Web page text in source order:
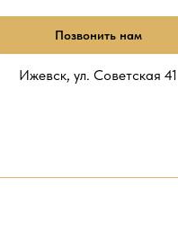
Позвонить нам
Ижевск, ул. Советская 41